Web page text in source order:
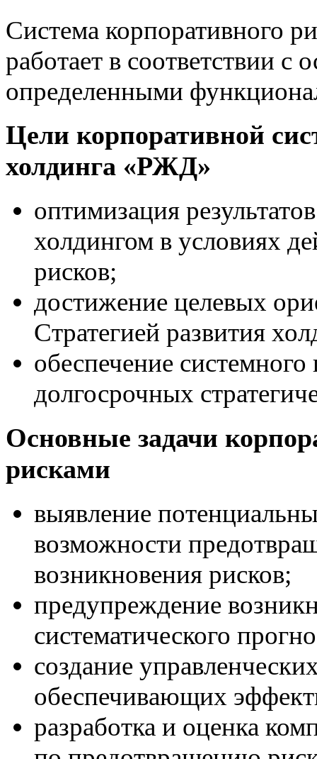
Система корпоративного
работает в соответствии
определенными
Цели корпоративной
холдинга «РЖД»
оптимизация
холдингом в условиях
рисков;
достижение целевых
Стратегией развития
обеспечение
долгосрочных
Основные задачи
рисками
выявление
возможности
возникновения рисков;
предупреждение
систематического
создание
обеспечивающих
разработка и оценка